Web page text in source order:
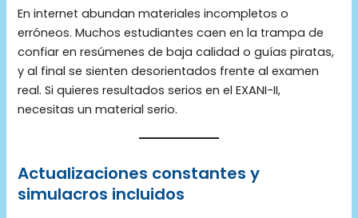
En internet abundan materiales incompletos o
erróneos. Muchos estudiantes caen en la trampa de
confiar en resúmenes de baja calidad o guías piratas,
y al final se sienten desorientados frente al examen
real. Si quieres resultados serios en el EXANI-II,
necesitas un material serio.
Actualizaciones constantes y
simulacros incluidos